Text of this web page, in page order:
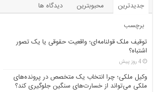
جدیدترین محبوبترین
دیدگاه ها
برچسب
توقیف ملک قولنامه‌ای؛ واقعیت حقوقی یا یک تصور
اشتباه؟
4 روز پیش
وکیل ملکی؛ چرا انتخاب یک متخصص در پرونده‌های
ملکی می‌تواند از خسارت‌های سنگین جلوگیری کند؟